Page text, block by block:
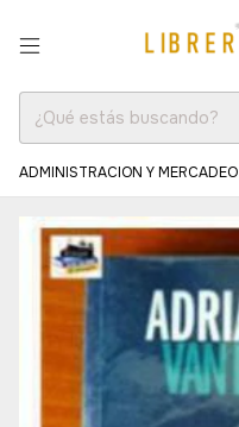
ADMINISTRACION Y MERCADEO